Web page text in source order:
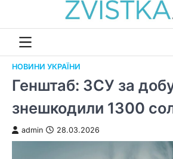
НОВИНИ УКРАЇНИ
Генштаб: ЗСУ за
знешкодили 1300
admin 28.03.2026